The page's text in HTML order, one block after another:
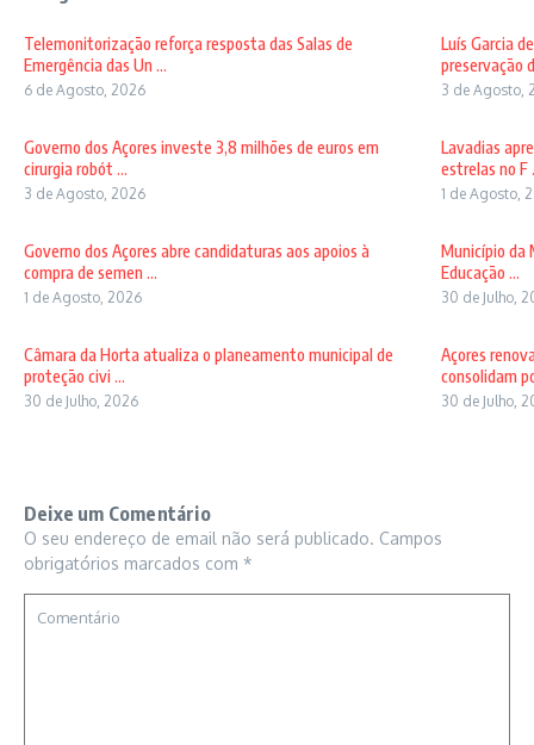
Telemonitorização reforça resposta das Salas de
Emergência das Un ...
6 de Agosto, 2026
Luís Garcia
preservação
3 de Agosto,
Governo dos Açores investe 3,8 milhões de euros em
cirurgia robót ...
3 de Agosto, 2026
Lavadias
estrelas no F
1 de Agosto,
Governo dos Açores abre candidaturas aos apoios à
compra de semen ...
1 de Agosto, 2026
Município da
Educação ...
30 de Julho,
Câmara da Horta atualiza o planeamento municipal de
proteção civi ...
30 de Julho, 2026
Açores
consolidam
30 de Julho,
Deixe um Comentário
O seu endereço de email não será publicado. Campos
obrigatórios marcados com *